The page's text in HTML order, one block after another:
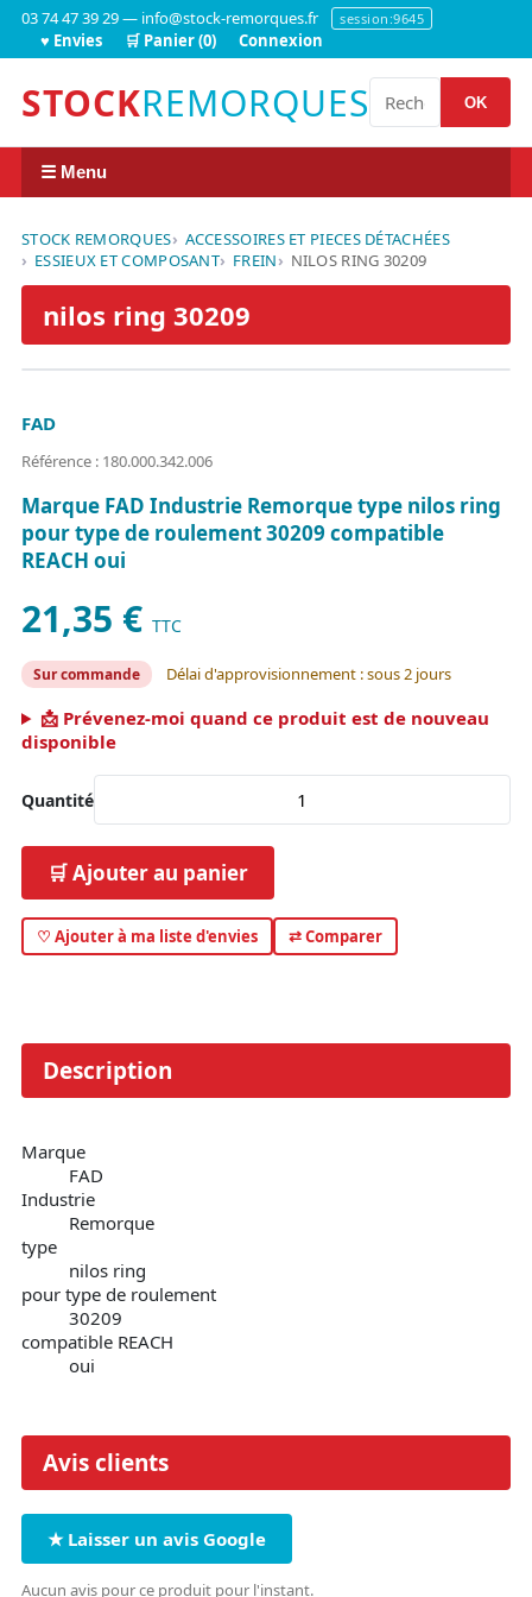
03 74 47 39 29 — info@stock-remorques.fr session:9645
♥ Envies 🛒 Panier (0) Connexion
STOCKREMORQUES OK
☰ Menu
STOCK REMORQUES
ACCESSOIRES ET PIECES DÉTACHÉES
ESSIEUX ET COMPOSANT
FREIN NILOS RING 30209
nilos ring 30209
FAD
Référence : 180.000.342.006
Marque FAD Industrie Remorque type nilos ring
pour type de roulement 30209 compatible
REACH oui
21,35 € TTC
Sur commande Délai d'approvisionnement : sous 2 jours
📩 Prévenez-moi quand ce produit est de nouveau
disponible
Quantité
🛒 Ajouter au panier
♡ Ajouter à ma liste d'envies ⇄ Comparer
Description
Marque
FAD
Industrie
Remorque
type
nilos ring
pour type de roulement
30209
compatible REACH
oui
Avis clients
★ Laisser un avis Google
Aucun avis pour ce produit pour l'instant.